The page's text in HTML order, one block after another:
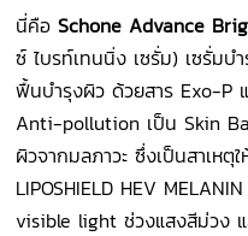
นี่คือSchone Advance
ซ์ ไบรท์เทนนิ่ง เซรั่ม) เซรั่มบ
ฟื้นบำรุงผิว ด้วยสาร Exo-P
Anti-pollution เป็น Skin
ผิวจากมลภาวะ ซึ่งเป็นสาเห
LIPOSHIELD HEV
visible light ช่วงแสงสีม่วง